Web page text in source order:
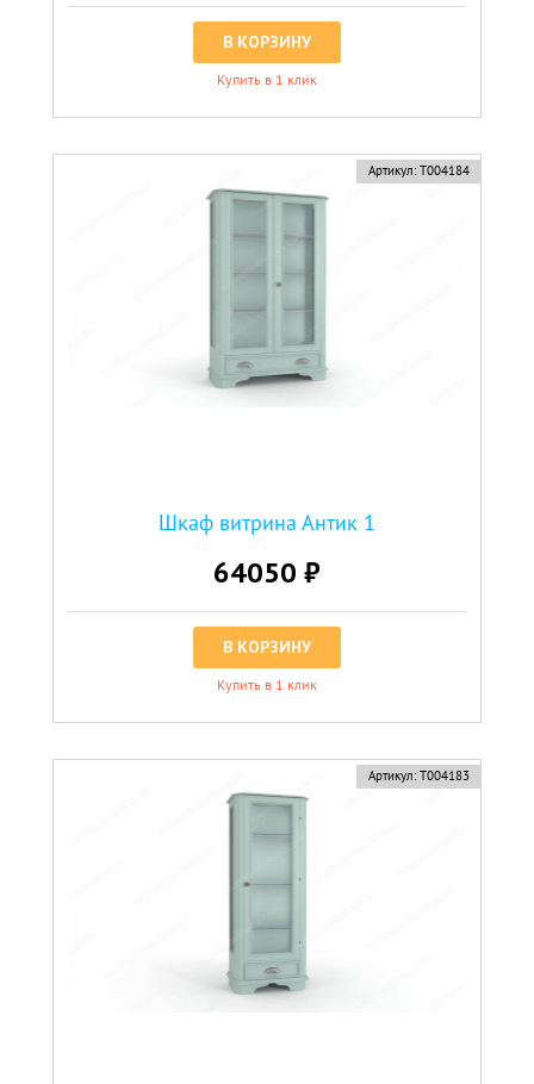
В КОРЗИНУ
Купить в 1 клик
Артикул: Т004184
Шкаф витрина Антик 1
64050 ₽
В КОРЗИНУ
Купить в 1 клик
Артикул: Т004183